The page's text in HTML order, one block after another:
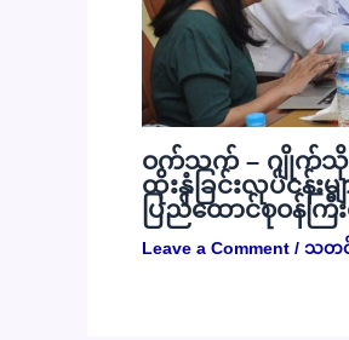
ဝက်သက် – ဂျိုက်သို
ထိုးနှံခြင်းလုပ်ငန်း
ပြည်ထောင်စုဝန်က
Leave a Comment / သတင်